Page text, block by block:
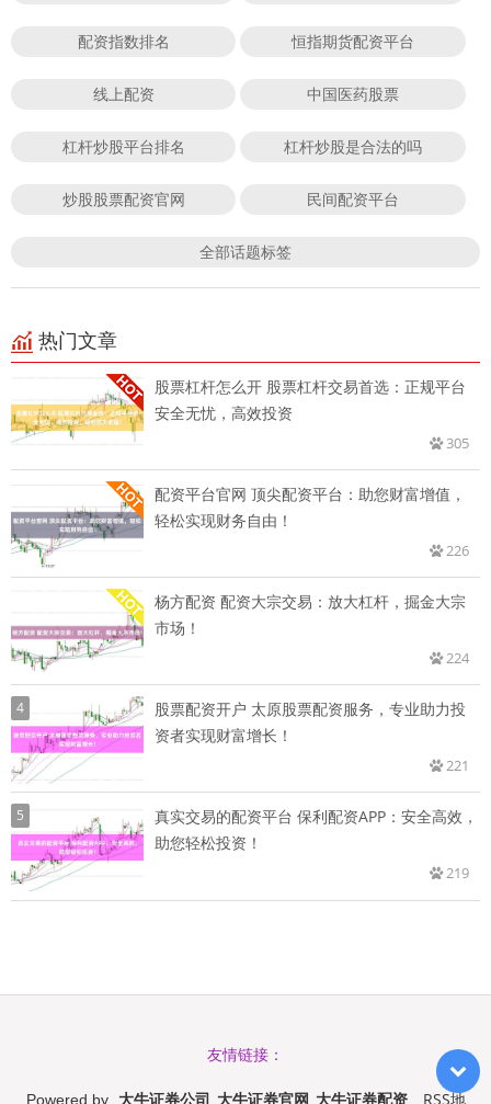
配资指数排名 恒指期货配资平台
线上配资 中国医药股票
杠杆炒股平台排名 杠杆炒股是合法的吗
炒股股票配资官网 民间配资平台
全部话题标签
热门文章
股票杠杆怎么开 股票杠杆交易首选：正规平台
安全无忧，高效投资
305
配资平台官网 顶尖配资平台：助您财富增值，
轻松实现财务自由！
226
杨方配资 配资大宗交易：放大杠杆，掘金大宗
市场！
224
4
股票配资开户 太原股票配资服务，专业助力投
资者实现财富增长！
221
5
真实交易的配资平台 保利配资APP：安全高效，
助您轻松投资！
219
友情链接：
Powered by 大牛证券公司_大牛证券官网_大牛证券配资 RSS地